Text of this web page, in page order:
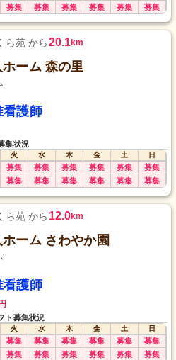
募集 募集 募集 募集 募集 募集
ら苑 から20.1km
ーム 森の里
看護師
集状況
火 水 木 金 土
日
募集 募集 募集 募集 募集 募集
募集 募集 募集 募集 募集 募集
ら苑 から 12.0km
ーム さわやか園
看護師
ト募集状況
火 水 木 金 土
日
募集 募集 募集 募集 募集 募集
募集 募集 募集 募集 募集 募集